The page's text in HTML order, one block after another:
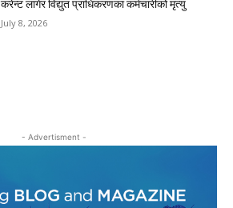
करेन्ट लागेर विद्युत प्राधिकरणका कर्मचारीको मृत्यु
July 8, 2026
- Advertisment -